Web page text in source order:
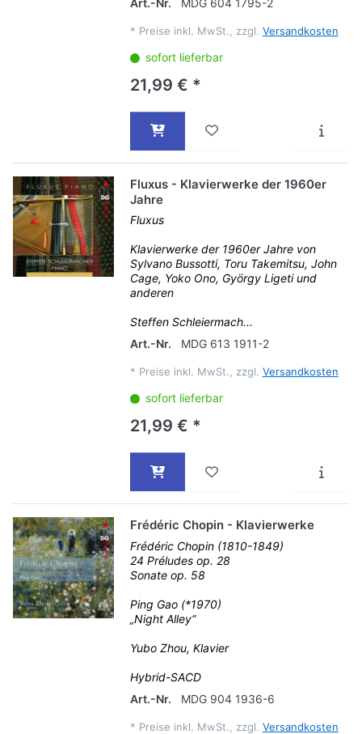
* Preise inkl. MwSt., zzgl. Versandkosten
sofort lieferbar
21,99 € *
Fluxus - Klavierwerke der 1960er
Jahre
Fluxus
Klavierwerke der 1960er Jahre von
Sylvano Bussotti, Toru Takemitsu, John
Cage, Yoko Ono, György Ligeti und
anderen
Steffen Schleiermach...
Art.-Nr.
MDG 613 1911-2
* Preise inkl. MwSt., zzgl. Versandkosten
sofort lieferbar
21,99 € *
Frédéric Chopin - Klavierwerke
Frédéric Chopin (1810-1849)
24 Préludes op. 28
Sonate op. 58
Ping Gao (*1970)
„Night Alley“
Yubo Zhou, Klavier
Hybrid-SACD
Art.-Nr.
MDG 904 1936-6
* Preise inkl. MwSt., zzgl. Versandkosten